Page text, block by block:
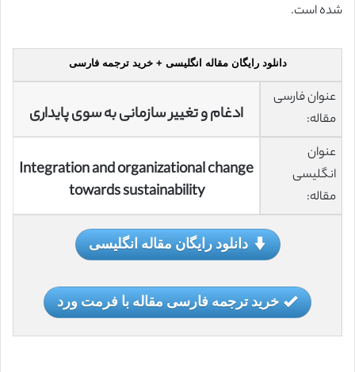
شده است.
دانلود رایگان مقاله انگلیسی + خرید ترجمه فارسی
عنوان فارسی
مقاله:
ادغام و تغییر سازمانی به سوی پایداری
عنوان
انگلیسی
مقاله:
Integration and organizational change
towards sustainability
دانلود رایگان مقاله انگلیسی
خرید ترجمه فارسی مقاله با فرمت ورد